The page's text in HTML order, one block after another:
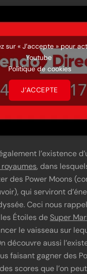
sur « J’accepte » pour
Youtube
Politique de cookies
J’ACCEPTE
l’existence
, dans
des Power Moons
qui serviront
Ceci nous
Étoiles de Super
le vaisseau sur
découvre aussi
faisant gagner des
scores que l’on